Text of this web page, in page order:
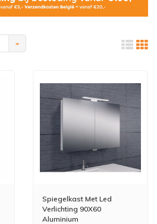
Spiegelkast Met Led
Verlichting 90X60
Aluminium